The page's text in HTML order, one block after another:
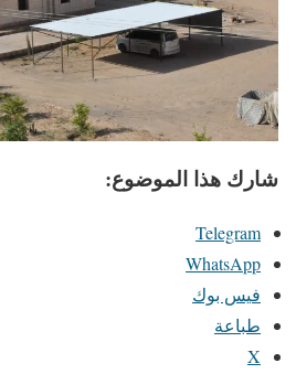
شارك هذا الموضوع:
Telegram
WhatsApp
فيس بوك
طباعة
X